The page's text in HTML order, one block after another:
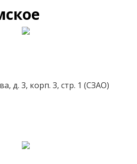
д. 3, корп. 3, стр. 1 (СЗАО)